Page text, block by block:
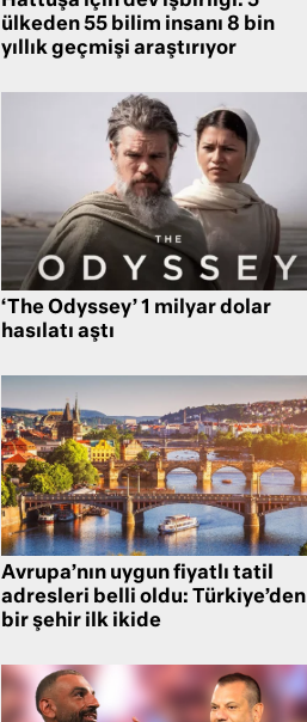
ülkeden 55 bilim insanı 8 bin
yıllık geçmişi araştırıyor
‘The Odyssey’ 1 milyar dolar
hasılatı aştı
Avrupa’nın uygun fiyatlı tatil
adresleri belli oldu: Türkiye’den
bir şehir ilk ikide